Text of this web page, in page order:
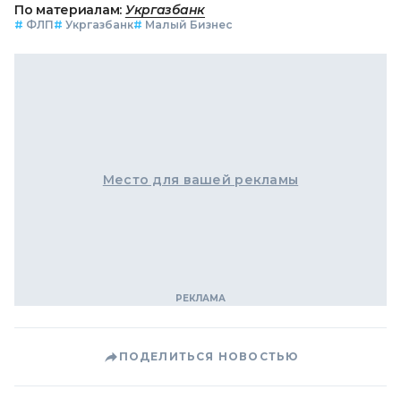
По материалам: Укргазбанк
# ФЛП# Укргазбанк# Малый Бизнес
Место для вашей рекламы
ПОДЕЛИТЬСЯ НОВОСТЬЮ